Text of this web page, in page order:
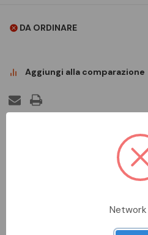
DA ORDINARE
Aggiungi alla comparazione
DESCRIZIONE COMPLETA
MASTER, LED, MR16, 35 W,